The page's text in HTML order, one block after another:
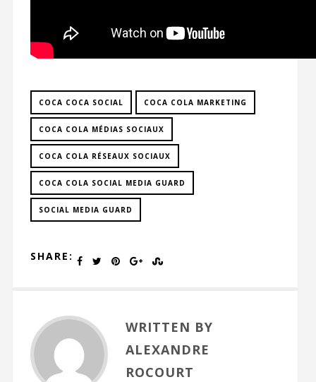
COCA COCA SOCIAL COCA COLA MARKETING
COCA COLA MÉDIAS SOCIAUX
COCA COLA RÉSEAUX SOCIAUX
COCA COLA SOCIAL MEDIA GUARD
SOCIAL MEDIA GUARD
SHARE:
WRITTEN BY
ALEXANDRE
ROCOURT